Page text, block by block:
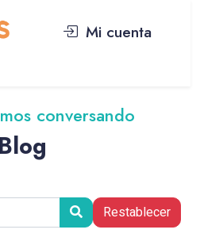
Mi cuenta
conversando
Blog
Restablecer